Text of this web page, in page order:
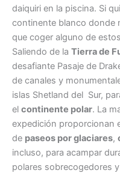
daiquiri en la piscina. Si
continente blanco donde
que coger alguno de estos
Saliendo de la Tierra de
desafiante Pasaje de
de canales y
islas Shetland del Sur,
el continente polar. La
expedición proporcionan
de paseos por glaciares,
incluso, para acampar
polares sobrecogedores